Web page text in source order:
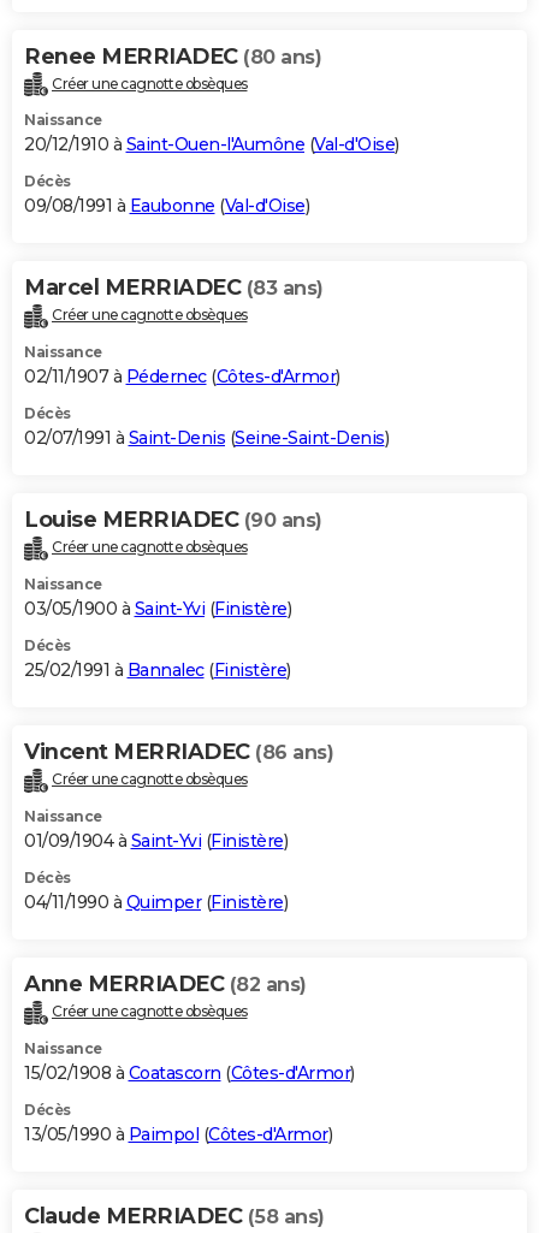
Renee MERRIADEC (80 ans)
Créer une cagnotte obsèques
Naissance
20/12/1910 à Saint-Ouen-l'Aumône (Val-d'Oise)
Décès
09/08/1991 à Eaubonne (Val-d'Oise)
Marcel MERRIADEC (83 ans)
Créer une cagnotte obsèques
Naissance
02/11/1907 à Pédernec(Côtes-d'Armor)
Décès
02/07/1991 à Saint-Denis (Seine-Saint-Denis)
Louise MERRIADEC (90 ans)
Créer une cagnotte obsèques
Naissance
03/05/1900 à Saint-Yvi (Finistère)
Décès
25/02/1991 à Bannalec(Finistère)
Vincent MERRIADEC (86 ans)
Créer une cagnotte obsèques
Naissance
01/09/1904 à Saint-Yvi (Finistère)
Décès
04/11/1990 à Quimper(Finistère)
Anne MERRIADEC (82 ans)
Créer une cagnotte obsèques
Naissance
15/02/1908 à Coatascorn (Côtes-d'Armor)
Décès
13/05/1990 à Paimpol (Côtes-d'Armor)
Claude MERRIADEC (58 ans)